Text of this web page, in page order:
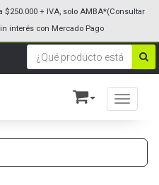
Toggle
$250.000 + IVA, solo AMBA*(Consultar
interés con Mercado Pago